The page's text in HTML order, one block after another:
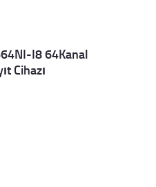
I8 64Kanal
Cihazı